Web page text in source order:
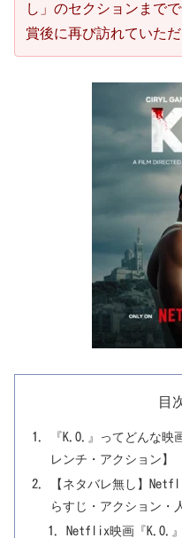
し」のセクションまで
賞後に再び訪れていた
目
『K.O.』ってどんな
レンチ・アクション】
【ネタバレ無し】
らすじ・アクション・
Netflix映画『K.O.